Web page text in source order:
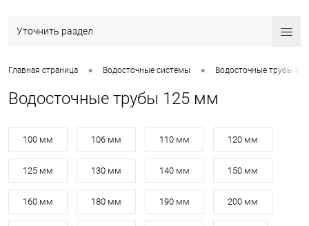
Уточнить раздел
Главная страница • Водосточные системы • Водосточные трубы
Водосточные трубы 125 мм
100 мм 106 мм 110 мм 120 мм
125 мм 130 мм 140 мм 150 мм
160 мм 180 мм 190 мм 200 мм